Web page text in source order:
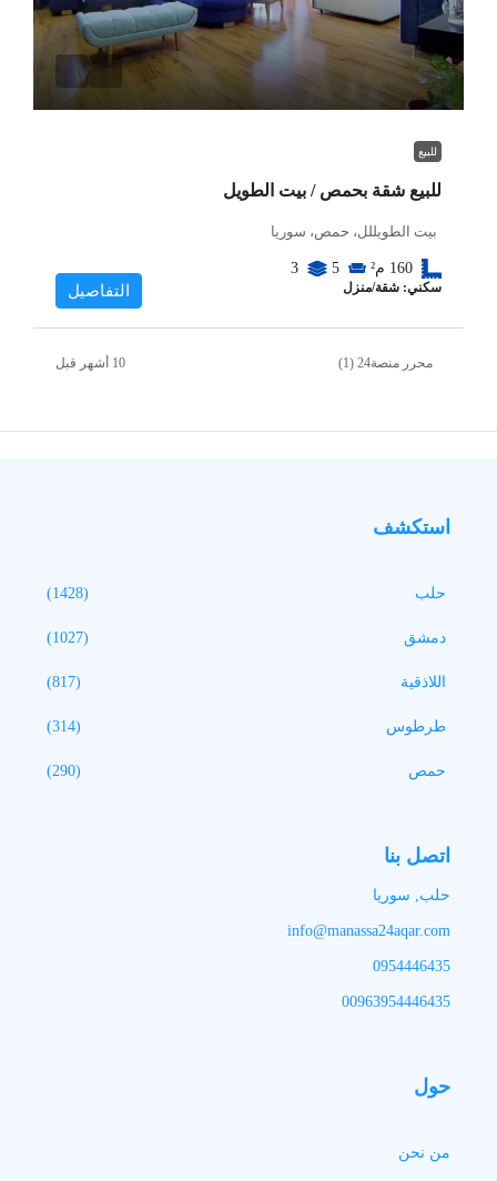
للبيع
للبيع شقة بحمص / بيت الطويل
بيت الطويللل، حمص، سوريا
160 م² 5
3
سكني: شقة/منزل التفاصيل
محرر منصة24 (1)
استكشف
حلب (1428)
دمشق (1027)
اللاذقية (817)
طرطوس (314)
حمص (290)
اتصل بنا
حلب, سوريا
info@manassa24aqar.com
0954446435
00963954446435
حول
من نحن